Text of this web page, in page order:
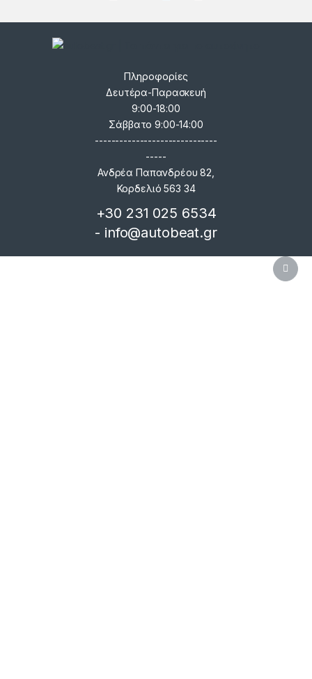
Πληροφορίες
Δευτέρα-Παρασκευή
9:00-18:00
Σάββατο 9:00-14:00
------------------------------
-----
Ανδρέα Παπανδρέου 82,
Κορδελιό 563 34
+30 231 025 6534
- info@autobeat.gr